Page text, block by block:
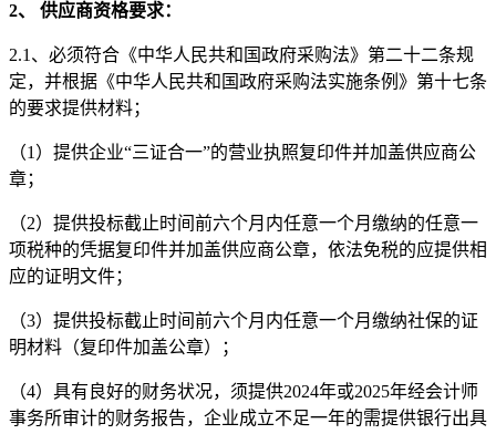
2、 供应商资格要求：
2.1、 必须符合《中华人民共和国政府采购法》第二十二条规
定，并根据《中华人民共和国政府采购法实施条例》第十七条
的要求提供材料；
（1）提供企业“三证合一”的营业执照复印件并加盖供应商公
章；
（2）提供投标截止时间前六个月内任意一个月缴纳的任意一
项税种的凭据复印件并加盖供应商公章，依法免税的应提供相
应的证明文件；
（3）提供投标截止时间前六个月内任意一个月缴纳社保的证
明材料（复印件加盖公章）；
（4） 具有良好的财务状况，须提供2024年或2025年经会计师
事务所审计的财务报告， 企业成立不足一年的需提供银行出具